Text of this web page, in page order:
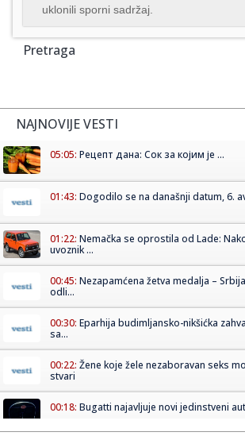
uklonili sporni sadržaj.
Pretraga
NAJNOVIJE VESTI
05:05: Рецепт дана: Сок за којим је ...
01:43: Dogodilo se na današnji datum, 6.
01:22: Nemačka se oprostila od Lade:
uvoznik ...
00:45: Nezapamćena žetva medalja –
odli...
00:30: Eparhija budimljansko-nikšićka
sa...
00:22: Žene koje žele nezaboravan seks
stvari
00:18: Bugatti najavljuje novi jedinstveni